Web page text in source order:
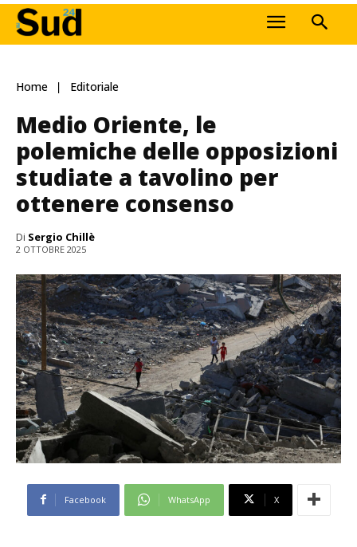
Home Editoriale
Medio Oriente, le
polemiche delle opposizioni
studiate a tavolino per
ottenere consenso
Di Sergio Chillè
2 OTTOBRE 2025
Facebook WhatsApp X